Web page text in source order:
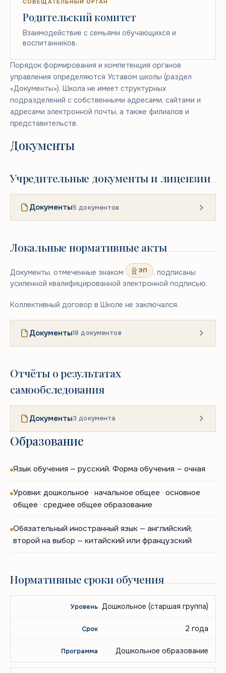
СОВЕЩАТЕЛЬНЫЙ ОРГАН
Родительский комитет
Взаимодействие с семьями обучающихся и
воспитанников.
Порядок формирования и компетенция органов
управления определяются Уставом школы (раздел
«Документы»). Школа не имеет структурных
подразделений с собственными адресами, сайтами и
адресами электронной почты, а также филиалов и
представительств.
Документы
Учредительные документы и лицензии
Документы5 документов
Локальные нормативные акты
Документы, отмеченные знаком ЭП
, подписаны
усиленной квалифицированной электронной подписью.
Коллективный договор в Школе не заключался.
Документы18 документов
Отчёты о результатах
самообследования
Документы3 документа
Образование
Язык обучения — русский. Форма обучения — очная
Уровни: дошкольное · начальное общее · основное
общее · среднее общее образование
Обязательный иностранный язык — английский;
второй на выбор — китайский или французский
Нормативные сроки обучения
Нормативный
Наименование
Дошкольное (старшая группа)
2 года
Дошкольное образование